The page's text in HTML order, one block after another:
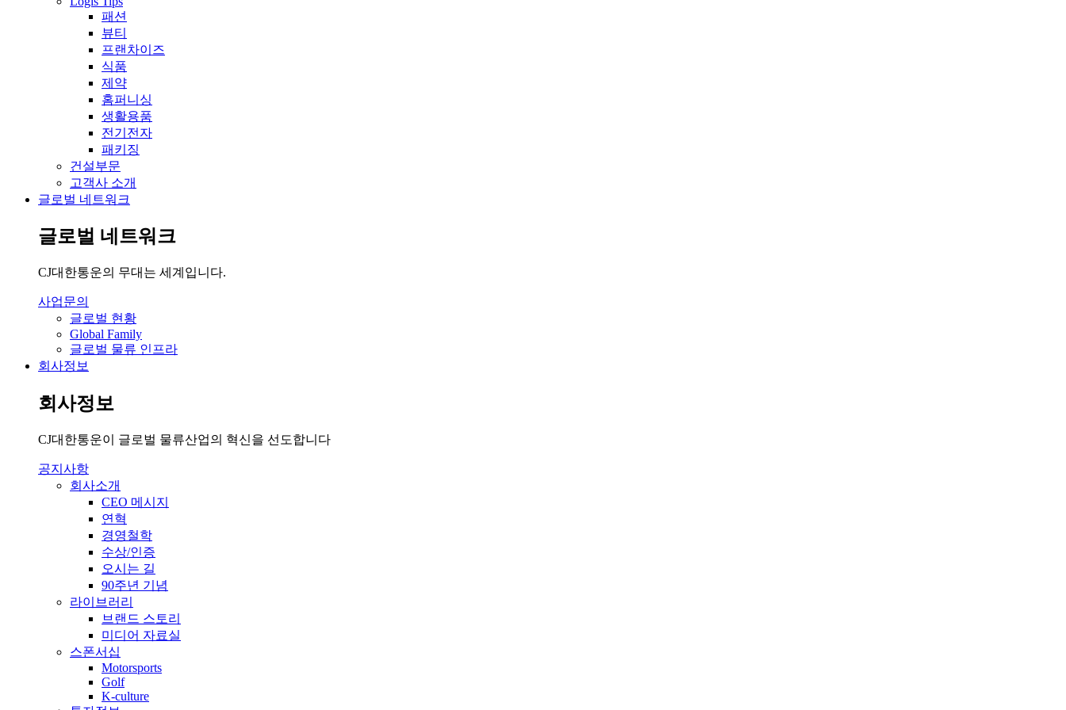
패션
뷰티
프랜차이즈
식품
제약
홈퍼니싱
생활용품
전기전자
패키징
건설부문
고객사 소개
글로벌 네트워크
글로벌 네트워크
CJ대한통운의 무대는 세계입니다.
사업문의
글로벌 현황
Global Family
글로벌 물류 인프라
회사정보
회사정보
CJ대한통운이 글로벌 물류산업의 혁신을 선도합니다
공지사항
회사소개
CEO 메시지
연혁
경영철학
수상/인증
오시는 길
90주년 기념
라이브러리
브랜드 스토리
미디어 자료실
스폰서십
Motorsports
Golf
K-culture